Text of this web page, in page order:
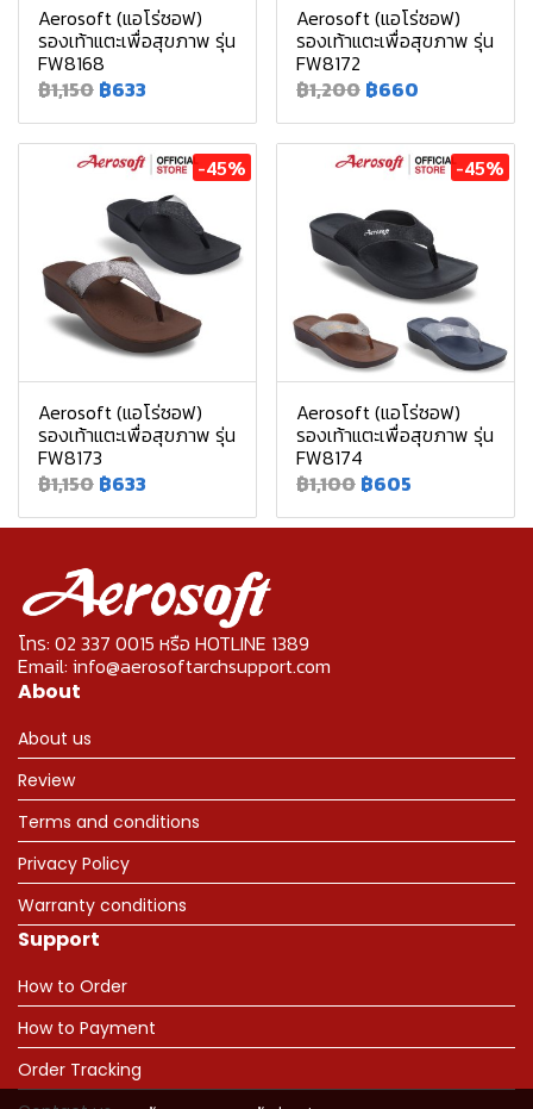
Aerosoft (แอโร่ซอฟ)
รองเท้าแตะเพื่อสุขภาพ รุ่น
FW8168
฿1,150 ฿633
Aerosoft (แอโร่ซอฟ)
รองเท้าแตะเพื่อสุขภาพ รุ่น
FW8172
฿1,200 ฿660
-45%
Aerosoft (แอโร่ซอฟ)
รองเท้าแตะเพื่อสุขภาพ รุ่น
FW8173
฿1,150 ฿633
-45%
Aerosoft (แอโร่ซอฟ)
รองเท้าแตะเพื่อสุขภาพ รุ่น
FW8174
฿1,100 ฿605
โทร: 02 337 0015 หรือ HOTLINE 1389
Email: info@aerosoftarchsupport.com
About
About us
Review
Terms and conditions
Privacy Policy
Warranty conditions
Support
How to Order
How to Payment
Order Tracking